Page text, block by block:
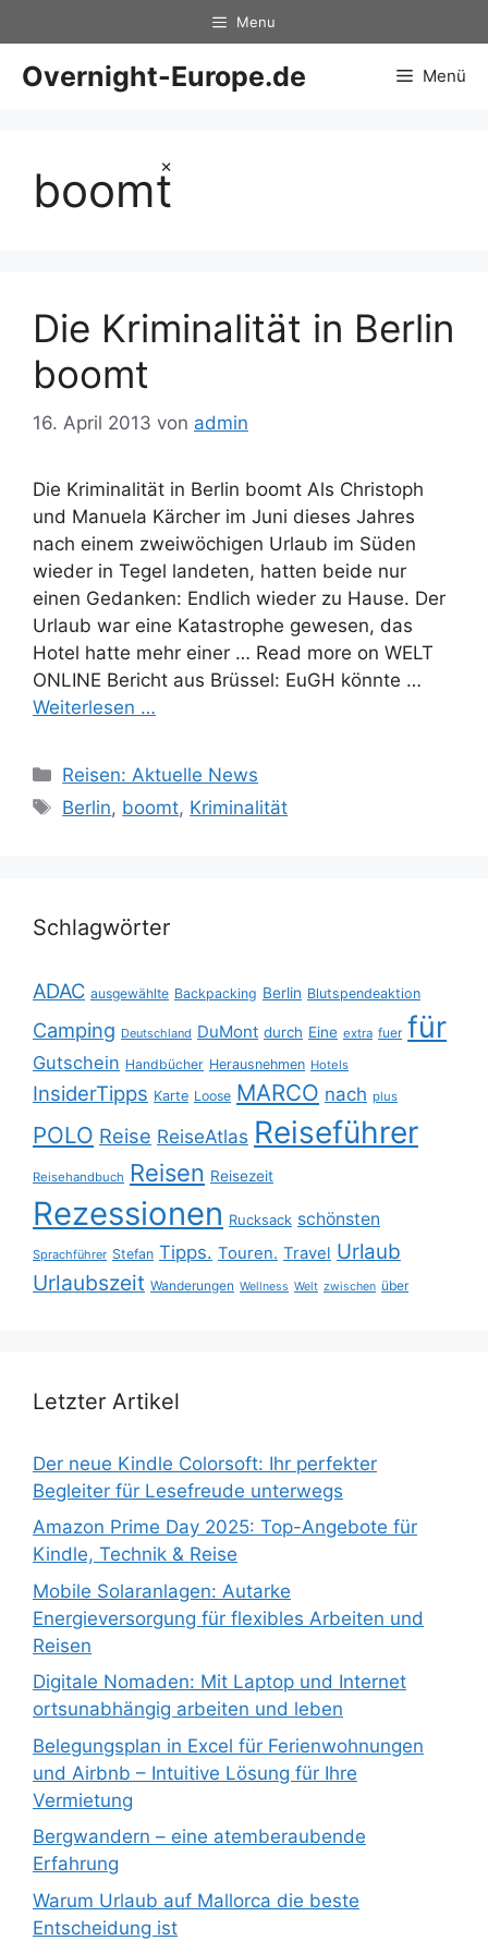
×
Inhalt
springen
Menu
Overnight-Europe.de Menü
boomt
Die Kriminalität in Berlin
boomt
16. April 2013 von admin
Die Kriminalität in Berlin boomt Als Christoph
und Manuela Kärcher im Juni dieses Jahres
nach einem zweiwöchigen Urlaub im Süden
wieder in Tegel landeten, hatten beide nur
einen Gedanken: Endlich wieder zu Hause. Der
Urlaub war eine Katastrophe gewesen, das
Hotel hatte mehr einer … Read more on WELT
ONLINE Bericht aus Brüssel: EuGH könnte …
Weiterlesen …
Kategorien
Reisen: Aktuelle News
Schlagwörter
Berlin, boomt, Kriminalität
Schlagwörter
ADAC ausgewählte Backpacking Berlin Blutspendeaktion
Camping Deutschland DuMont durch Eine extra fuer für
Gutschein Handbücher Herausnehmen Hotels
InsiderTipps Karte Loose MARCO nach plus
POLO Reise ReiseAtlas Reiseführer
Reisehandbuch Reisen Reisezeit
Rezessionen Rucksack schönsten
Sprachführer Stefan Tipps. Touren. Travel Urlaub
Urlaubszeit Wanderungen Wellness Welt zwischen über
Letzter Artikel
Der neue Kindle Colorsoft: Ihr perfekter
Begleiter für Lesefreude unterwegs
Amazon Prime Day 2025: Top-Angebote für
Kindle, Technik & Reise
Mobile Solaranlagen: Autarke
Energieversorgung für flexibles Arbeiten und
Reisen
Digitale Nomaden: Mit Laptop und Internet
ortsunabhängig arbeiten und leben
Belegungsplan in Excel für Ferienwohnungen
und Airbnb – Intuitive Lösung für Ihre
Vermietung
Bergwandern – eine atemberaubende
Erfahrung
Warum Urlaub auf Mallorca die beste
Entscheidung ist